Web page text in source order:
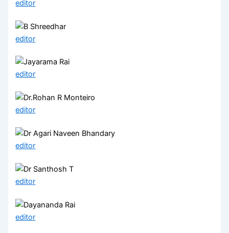
editor
editor
editor
editor
editor
editor
editor